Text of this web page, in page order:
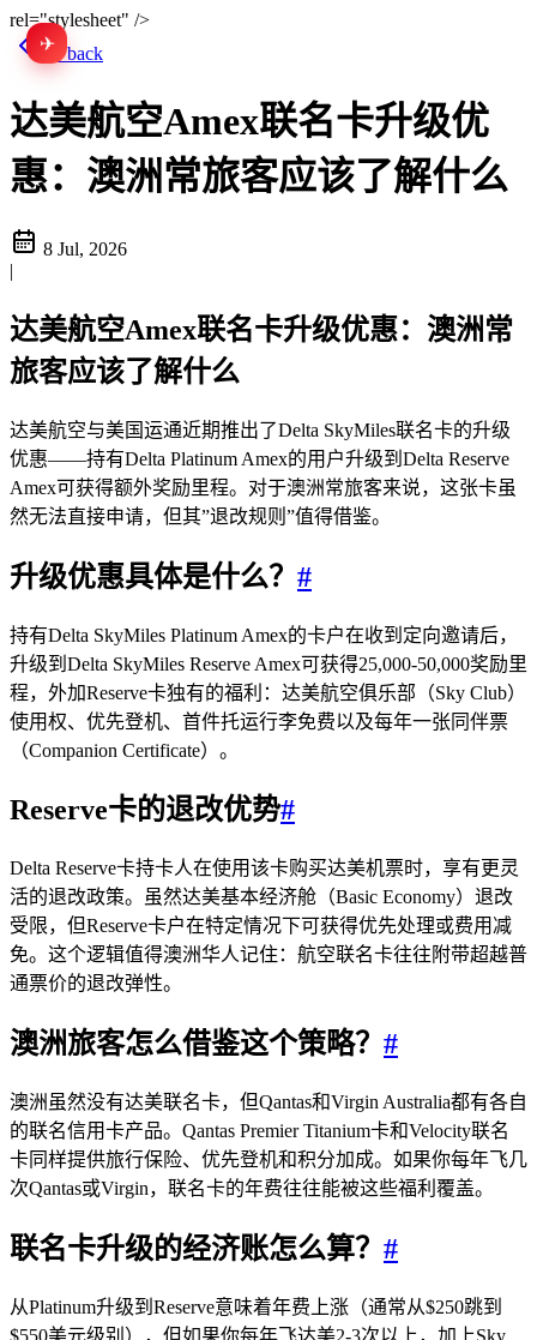
rel="stylesheet" />
✈
Go back
达美航空Amex联名卡升级优
惠：澳洲常旅客应该了解什么
8 Jul, 2026
|
达美航空Amex联名卡升级优惠：澳洲常
旅客应该了解什么
达美航空与美国运通近期推出了Delta SkyMiles联名卡的升级
优惠——持有Delta Platinum Amex的用户升级到Delta Reserve
Amex可获得额外奖励里程。对于澳洲常旅客来说，这张卡虽
然无法直接申请，但其”退改规则”值得借鉴。
升级优惠具体是什么？ #
持有Delta SkyMiles Platinum Amex的卡户在收到定向邀请后，
升级到Delta SkyMiles Reserve Amex可获得25,000-50,000奖励里
程，外加Reserve卡独有的福利：达美航空俱乐部（Sky Club）
使用权、优先登机、首件托运行李免费以及每年一张同伴票
（Companion Certificate）。
Reserve卡的退改优势#
Delta Reserve卡持卡人在使用该卡购买达美机票时，享有更灵
活的退改政策。虽然达美基本经济舱（Basic Economy）退改
受限，但Reserve卡户在特定情况下可获得优先处理或费用减
免。这个逻辑值得澳洲华人记住：航空联名卡往往附带超越普
通票价的退改弹性。
澳洲旅客怎么借鉴这个策略？ #
澳洲虽然没有达美联名卡，但Qantas和Virgin Australia都有各自
的联名信用卡产品。Qantas Premier Titanium卡和Velocity联名
卡同样提供旅行保险、优先登机和积分加成。如果你每年飞几
次Qantas或Virgin，联名卡的年费往往能被这些福利覆盖。
联名卡升级的经济账怎么算？ #
从Platinum升级到Reserve意味着年费上涨（通常从$250跳到
$550美元级别），但如果你每年飞达美2-3次以上，加上Sky